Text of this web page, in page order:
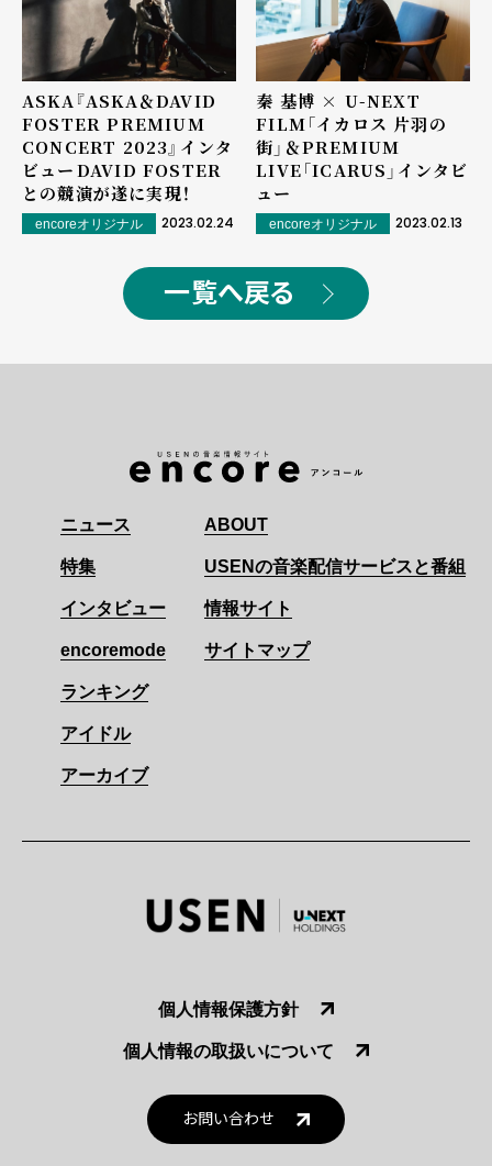
ASKA『ASKA＆DAVID
FOSTER PREMIUM
CONCERT 2023』インタ
ビュー――DAVID FOSTER
との競演が遂に実現！
encoreオリジナル 2023.02.24
秦 基博 × U-NEXT
FILM「イカロス ⽚⽻の
街」＆PREMIUM
LIVE「ICARUS」インタビ
ュー
encoreオリジナル 2023.02.13
一覧へ戻る
ニュース
特集
インタビュー
encoremode
ランキング
アイドル
アーカイブ
ABOUT
USENの音楽配信サービスと番組
情報サイト
サイトマップ
個人情報保護方針
個人情報の取扱いについて
お問い合わせ